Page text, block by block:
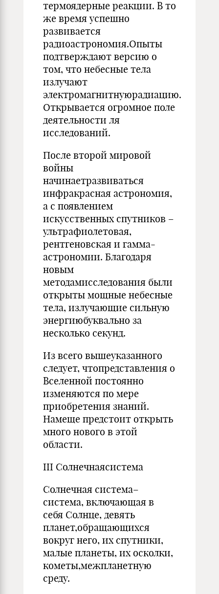
термоядерные реакции. В то
же время успешно
развивается
радиоастрономия.Опыты
подтверждают версию о
том, что небесные тела
излучают
электромагнитнуюрадиацию.
Открывается огромное поле
деятельности ля
исследований.
После второй мировой
войны
начинаетразвиваться
инфракрасная астрономия,
а с появлением
искусственных спутников –
ультрафиолетовая,
рентгеновская и гамма-
астрономии. Благодаря
новым
методамисследования были
открыты мощные небесные
тела, излучающие сильную
энергиюбуквально за
несколько секунд.
Из всего вышеуказанного
следует, чтопредставления о
Вселенной постоянно
изменяются по мере
приобретения знаний.
Намеще предстоит открыть
много нового в этой
области.
III Солнечнаясистема
Солнечная система–
система, включающая в
себя Солнце, девять
планет,обращающихся
вокруг него, их спутники,
малые планеты, их осколки,
кометы,межпланетную
среду.